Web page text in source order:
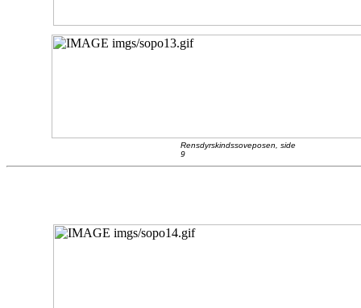
Rensdyrskindssoveposen, side
9